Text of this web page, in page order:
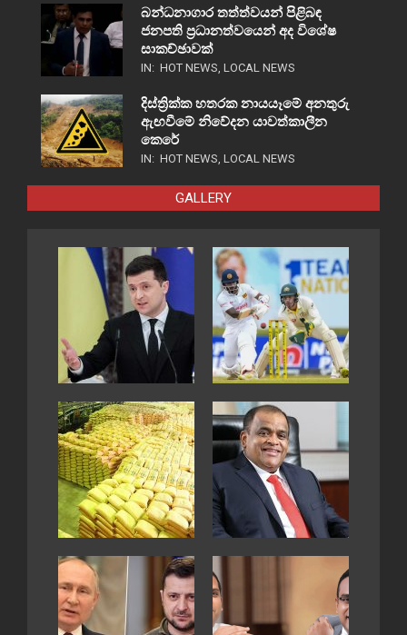
බන්ධනාගාර තත්ත්වයන් පිළිබඳ
ජනපති ප්‍රධානත්වයෙන් අද විශේෂ
සාකච්ඡාවක්
IN: HOT NEWS, LOCAL NEWS
දිස්ත්‍රික්ක හතරක නායයෑමේ අනතුරු
ඇඟවීමේ නිවේදන යාවත්කාලීන
කෙරේ
IN: HOT NEWS, LOCAL NEWS
GALLERY